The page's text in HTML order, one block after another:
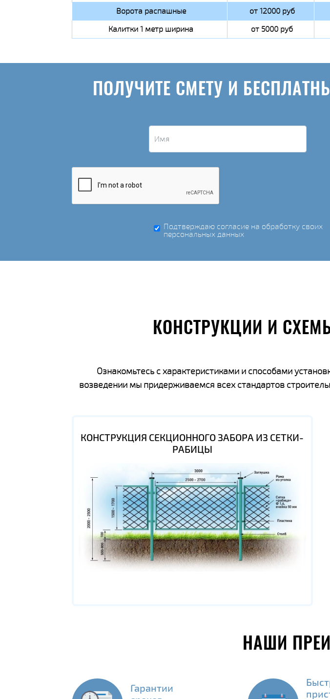
Ворота распашные
от 12000 руб
Калитки 1 метр ширина
от 5000 руб
ПОЛУЧИТЕ СМЕТУ И
Подтверждаю согласие на обработку своих
персональных данных
КОНСТРУКЦИИ И
Ознакомьтесь с характеристиками и способами
возведении мы придерживаемся всех стандартов
КОНСТРУКЦИЯ СЕКЦИОННОГО ЗАБОРА ИЗ СЕТКИ-
РАБИЦЫ
НАШИ
Гарантии